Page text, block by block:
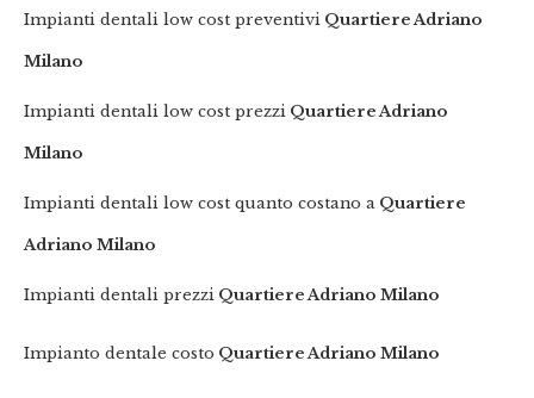
Impianti dentali low cost preventivi Quartiere Adriano
Milano
Impianti dentali low cost prezzi Quartiere Adriano
Milano
Impianti dentali low cost quanto costano a Quartiere
Adriano Milano
Impianti dentali prezzi Quartiere Adriano Milano
Impianto dentale costo Quartiere Adriano Milano